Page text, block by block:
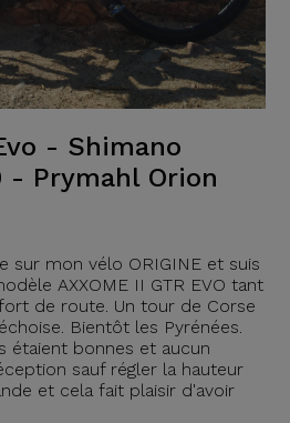
- Shimano
- Prymahl Orion
sur mon vélo ORIGINE et suis
AXXOME II GTR EVO tant
de route. Un tour de Corse
Bientôt les Pyrénées.
étaient bonnes et aucun
sauf régler la hauteur
et cela fait plaisir d'avoir